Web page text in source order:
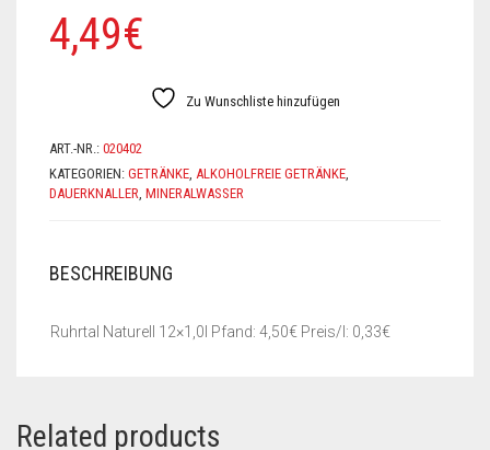
4,49€
Zu Wunschliste hinzufügen
ART.-NR.: 020402
KATEGORIEN: GETRÄNKE ALKOHOLFREIE GETRÄNKE
DAUERKNALLER MINERALWASSER
BESCHREIBUNG
Ruhrtal Naturell 12×1,0l Pfand: 4,50€ Preis/l: 0,33€
Related products